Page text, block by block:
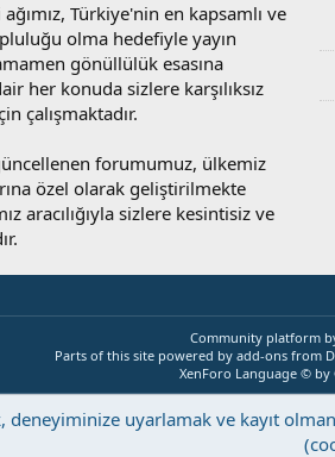
Türkiye'nin en kapsamlı ve
olma hedefiyle yayın
gönüllülük esasına
her konuda sizlere karşılıksız
çalışmaktadır.
forumumuz, ülkemiz
özel olarak geliştirilmekte
aracılığıyla sizlere kesintisiz ve
Community platform
Parts of this site powered by add-ons from
XenForo Language © by
uyarlamak ve kayıt